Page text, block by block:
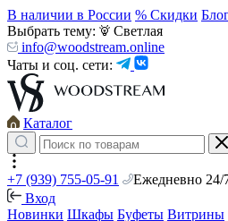
В наличии в России % Скидки
Выбрать тему:
Светлая
info@woodstream.online
Чаты и соц. сети:
Каталог
+7 (939) 755-05-91
Ежедневно 24/
Вход
Новинки Шкафы Буфеты Витрины